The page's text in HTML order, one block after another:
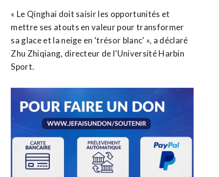
« Le Qinghai doit saisir les opportunités et
mettre ses atouts en valeur pour transformer
sa glace et la neige en ‘trésor blanc' », a déclaré
Zhu Zhiqiang, directeur de l’Université Harbin
Sport.